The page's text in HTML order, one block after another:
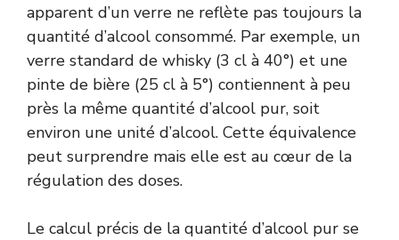
apparent d’un verre ne reflète pas toujours la
quantité d’alcool consommé. Par exemple, un
verre standard de whisky (3 cl à 40°) et une
pinte de bière (25 cl à 5°) contiennent à peu
près la même quantité d’alcool pur, soit
environ une unité d’alcool. Cette équivalence
peut surprendre mais elle est au cœur de la
régulation des doses.
Le calcul précis de la quantité d’alcool pur se